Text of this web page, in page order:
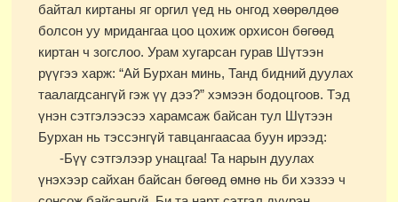
байтал киртаны яг оргил үед нь онгод хөөрөлдөө
болсон уу мридангаа цоо цохиж орхисон бөгөөд
киртан ч зогслоо. Урам хугарсан гурав Шүтээн
рүүгээ харж: “Ай Бурхан минь, Танд бидний дуулах
таалагдсангүй гэж үү дээ?” хэмээн бодоцгоов. Тэд
үнэн сэтгэлээсээ харамсаж байсан тул Шүтээн
Бурхан нь тэссэнгүй тавцангаасаа буун ирээд:
-Бүү сэтгэлээр унацгаа! Та нарын дуулах
үнэхээр сайхан байсан бөгөөд өмнө нь би хэзээ ч